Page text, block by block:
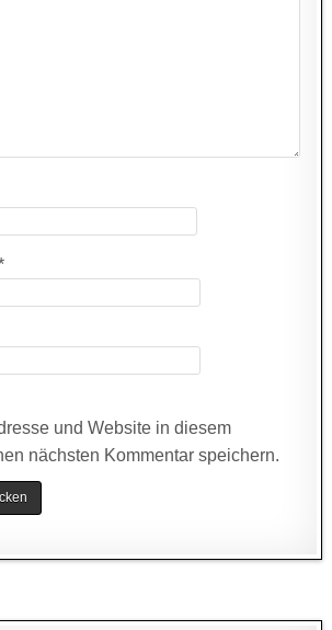
und Website in diesem
nächsten Kommentar speichern.